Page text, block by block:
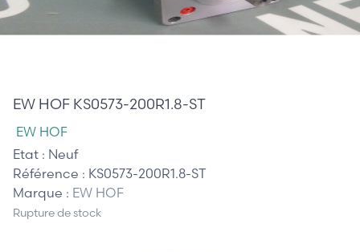
EW HOF KS0573-200R1.8-ST
EW HOF
Etat : Neuf
Référence : KS0573-200R1.8-ST
Marque : EW HOF
Rupture de stock